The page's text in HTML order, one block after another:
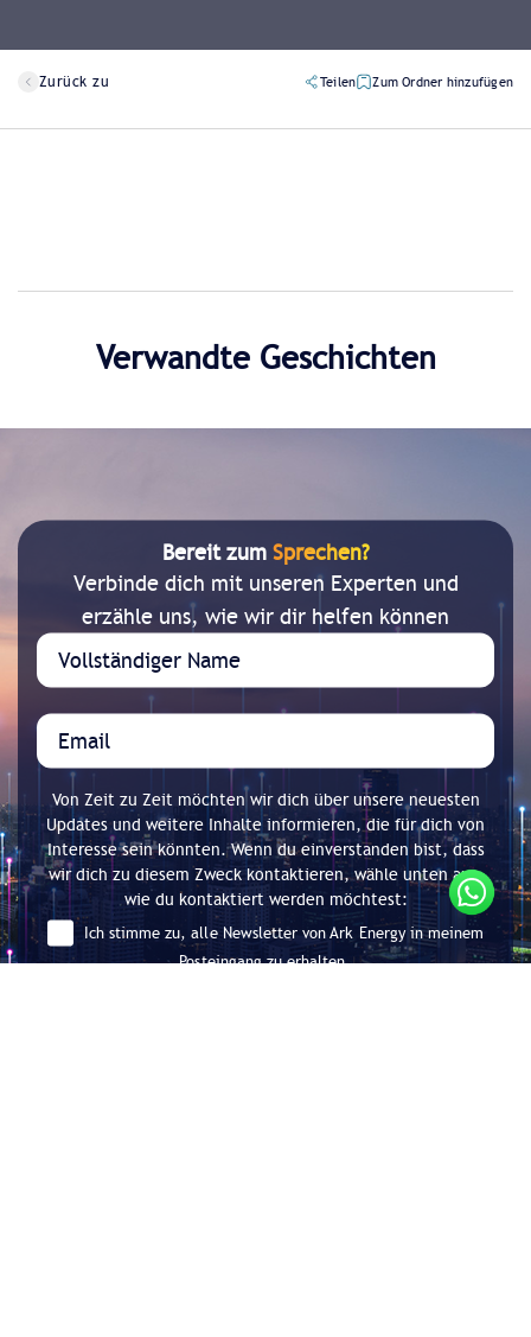
Zurück zu Teilen Zum Ordner hinzufügen
Verwandte Geschichten
Bereit zum Sprechen?
Verbinde dich mit unseren Experten und
erzähle uns, wie wir dir helfen können
Von Zeit zu Zeit möchten wir dich über unsere neuesten
Updates und weitere Inhalte informieren, die für dich von
Interesse sein könnten. Wenn du einverstanden bist, dass
wir dich zu diesem Zweck kontaktieren, wähle unten aus,
wie du kontaktiert werden möchtest:
Ich stimme zu, alle Newsletter von Ark Energy in meinem
Posteingang zu erhalten.